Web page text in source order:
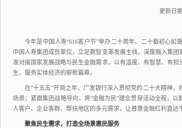
更新日
今年是中国人寿“616客户节”举办二十周年。 二十载初心如
中国人寿集团成员单位，立足数智变革发展主线， 深度融入集团
准对接国家发展战略与民生金融需求， 以有温度、 有智慧、 有担
生、 服务实体经济的崭新篇章。
在“十五五”开局之年， 广发银行深入贯彻党的二十大精神，
场景； 紧跟集团战略导向， 将“金融为民”理念贯穿活动全程， 以
人客户、 企业客群、 帮扶地区的多元需求， 让普惠金融红利直达
聚焦民生需求，打造全场景惠民服务